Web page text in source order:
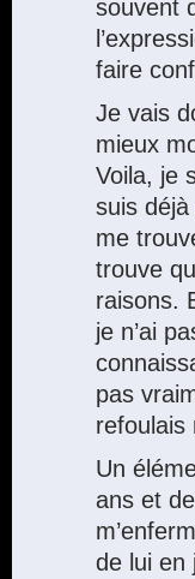
souvent
faire
Je vais
mieux
Voila, je
suis
me
trouve
raisons.
je n’ai
pas
refoulais
Un
ans et
de lui en